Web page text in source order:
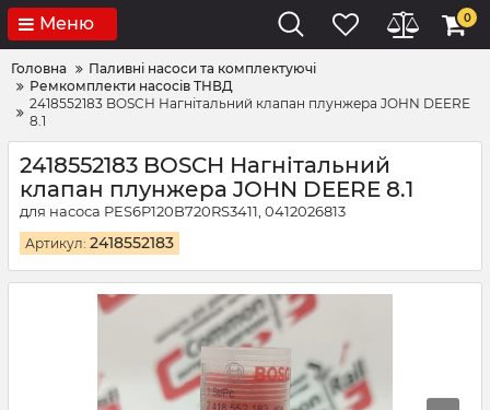
Меню 0
Головна
Паливні насоси та комплектуючі
Ремкомплекти насосів ТНВД
2418552183 BOSCH Нагнітальний клапан плунжера JOHN DEERE
8.1
2418552183 BOSCH Нагнітальний
клапан плунжера JOHN DEERE 8.1
для насоса PES6P120B720RS3411, 0412026813
Артикул: 2418552183